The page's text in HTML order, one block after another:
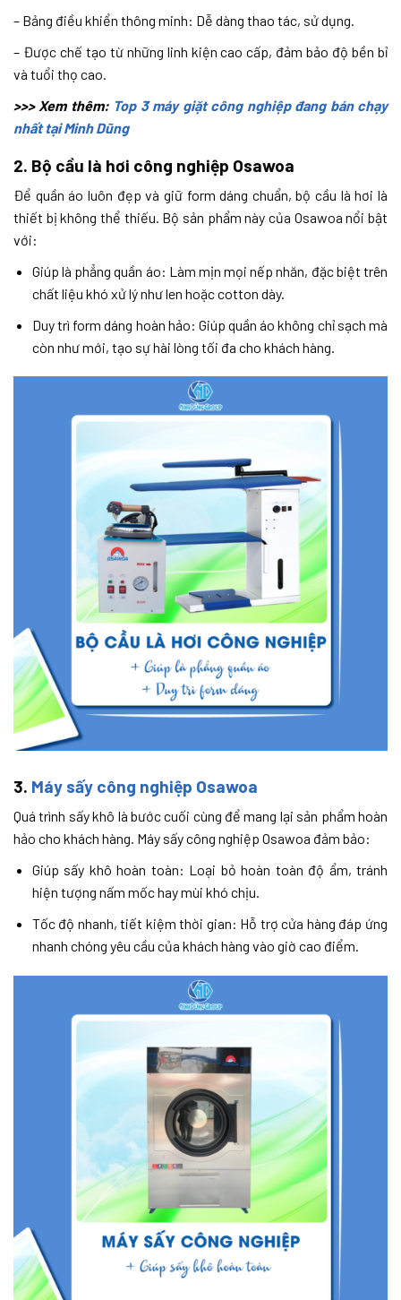
– Bảng điều khiển thông minh: Dễ dàng thao tác, sử dụng.
– Được chế tạo từ những linh kiện cao cấp, đảm bảo độ bền bỉ
và tuổi thọ cao.
>>> Xem thêm: Top 3 máy giặt công nghiệp đang bán chạy
nhất tại Minh Dũng
2. Bộ cầu là hơi công nghiệp Osawoa
Để quần áo luôn đẹp và giữ form dáng chuẩn, bộ cầu là hơi là
thiết bị không thể thiếu. Bộ sản phẩm này của Osawoa nổi bật
với:
Giúp là phẳng quần áo: Làm mịn mọi nếp nhăn, đặc biệt trên
chất liệu khó xử lý như len hoặc cotton dày.
Duy trì form dáng hoàn hảo: Giúp quần áo không chỉ sạch mà
còn như mới, tạo sự hài lòng tối đa cho khách hàng.
3. Máy sấy công nghiệp Osawoa
Quá trình sấy khô là bước cuối cùng để mang lại sản phẩm hoàn
hảo cho khách hàng. Máy sấy công nghiệp Osawoa đảm bảo:
Giúp sấy khô hoàn toàn: Loại bỏ hoàn toàn độ ẩm, tránh
hiện tượng nấm mốc hay mùi khó chịu.
Tốc độ nhanh, tiết kiệm thời gian: Hỗ trợ cửa hàng đáp ứng
nhanh chóng yêu cầu của khách hàng vào giờ cao điểm.